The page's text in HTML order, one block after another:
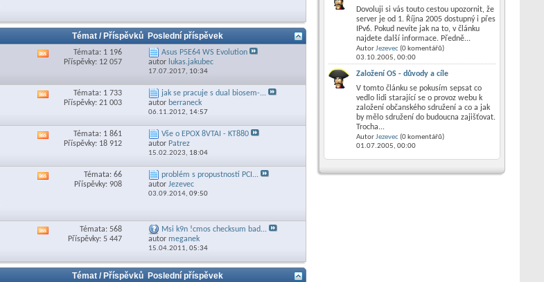
sekce
Témat / Příspěvků Poslední příspěvek
Zobrazit
této
Témata: 1 196
Příspěvky: 12 057
Asus P5E64 WS Evolution
autor lukas.jakubec
17.07.2017, 10:34
Zobrazit
této
Témata: 1 733
Příspěvky: 21 003
jak se pracuje s dual biosem-...
autor berraneck
06.11.2012, 14:57
Zobrazit
této
Témata: 1 861
Příspěvky: 18 912
Vše o EPOX 8VTAI - KT880
autor Patrez
15.02.2023, 18:04
sekce
Témata: 66
Příspěvky: 908
problém s propustností PCI...
autorJezevec
03.09.2014,09:50
této
Témata: 568
Příspěvky: 5 447
Msi k9n !cmos checksum bad...
autormeganek
15.04.2011,05:34
Témat / Příspěvků Poslední příspěvek
Dovoluji si vás touto cestou upozornit, že
server je od 1. Října 2005 dostupný i přes
IPv6. Pokud nevíte jak na to, v článku
najdete další informace. Předně...
AutorJezevec(0 komentářů)
03.10.2005, 00:00
Založení OS - důvody a cíle
V tomto článku se pokusím sepsat co
vedlo lidi starající se o provoz webu k
založení občanského sdružení a co a jak
by mělo sdružení do budoucna zajišťovat.
Trocha...
AutorJezevec(0 komentářů)
01.07.2005, 00:00